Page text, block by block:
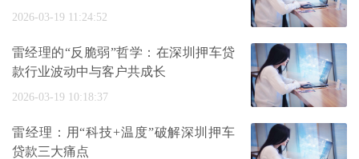
2026-03-19 11:24:52
雷经理的“反脆弱”哲学：在深圳押车贷
款行业波动中与客户共成长
2026-03-19 10:18:37
雷经理：用“科技+温度”破解深圳押车
贷款三大痛点